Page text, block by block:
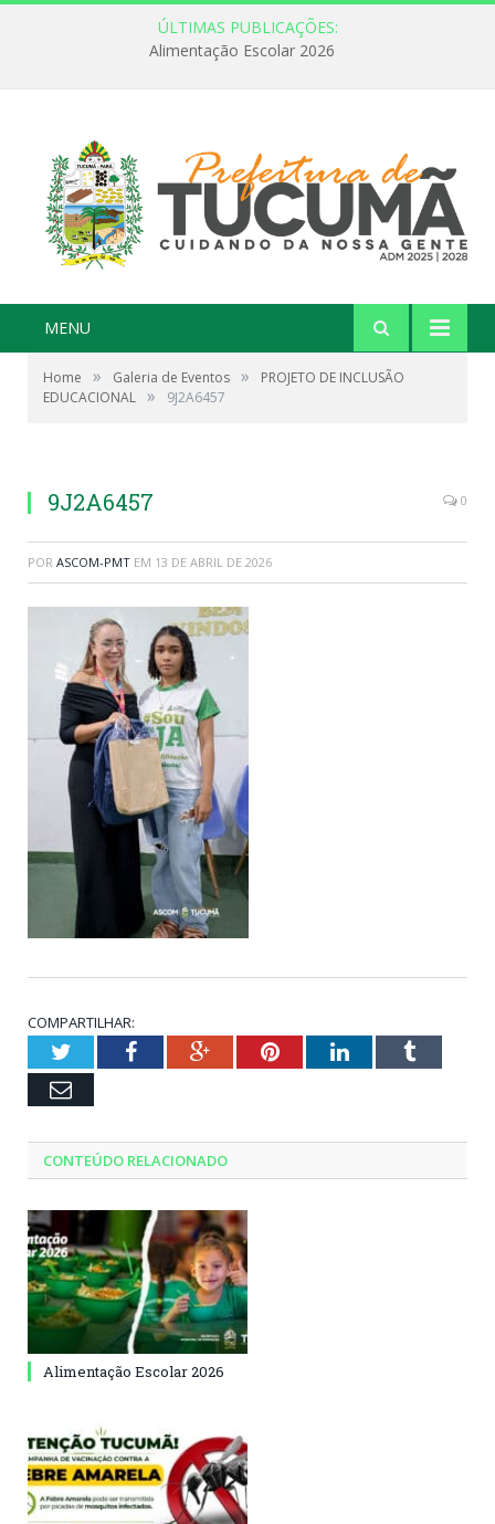
ÚLTIMAS PUBLICAÇÕES:
Alimentação Escolar 2026
MENU
Home » Galeria de Eventos »
PROJETO DE INCLUSÃO
EDUCACIONAL » 9J2A6457
9J2A6457 0
POR ASCOM-PMT EM 13 DE ABRIL DE 2026
COMPARTILHAR:
TwitterFacebookGoogle+PinterestLinkedInTumblr
Email
CONTEÚDO RELACIONADO
Alimentação Escolar 2026